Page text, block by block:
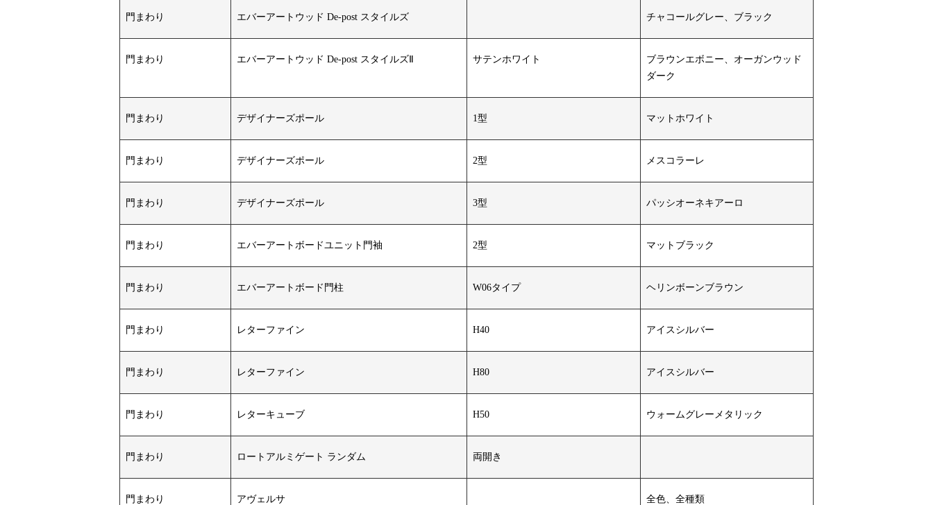
門まわり エバーアートウッド De-post スタイルズ チャコールグレー、ブラック
門まわり エバーアートウッド De-post スタイルズⅡ サテンホワイト
ブラウンエボニー、オーガンウッド
ダーク
門まわり デザイナーズポール 1型 マットホワイト
門まわり デザイナーズポール 2型 メスコラーレ
門まわり デザイナーズポール 3型 パッシオーネキアーロ
門まわり エバーアートボードユニット門袖 2型 マットブラック
門まわり エバーアートボード門柱 W06タイプ ヘリンボーンブラウン
門まわり レターファイン H40 アイスシルバー
門まわり レターファイン H80 アイスシルバー
門まわり レターキューブ H50 ウォームグレーメタリック
門まわり ロートアルミゲート ランダム 両開き
門まわり アヴェルサ 全色、全種類